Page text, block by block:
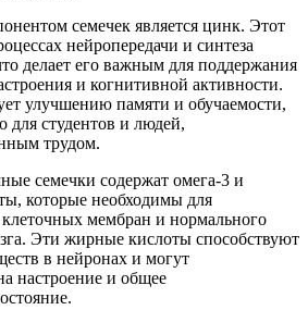
семечек является цинк. Этот
нейропередачи и синтеза
делает его важным для поддержания
и когнитивной активности.
улучшению памяти и обучаемости,
для студентов и людей,
трудом.
семечки содержат омега-3 и
которые необходимы для
мембран и нормального
Эти жирные кислоты способствуют
в нейронах и могут
настроение и общее